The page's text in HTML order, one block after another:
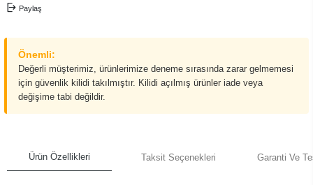
Paylaş
Önemli:
Değerli müşterimiz, ürünlerimize deneme sırasında zarar gelmemesi
için güvenlik kilidi takılmıştır. Kilidi açılmış ürünler iade veya
değişime tabi değildir.
Ürün Özellikleri Taksit Seçenekleri Garanti Ve